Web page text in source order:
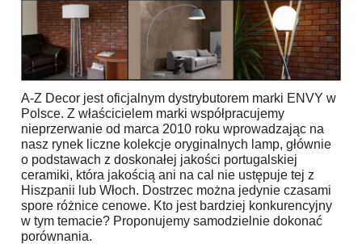
A-Z Decor jest oficjalnym dystrybutorem marki ENVY w
Polsce. Z właścicielem marki współpracujemy
nieprzerwanie od marca 2010 roku wprowadzając na
nasz rynek liczne kolekcje oryginalnych lamp, głównie
o podstawach z doskonałej jakości portugalskiej
ceramiki, która jakością ani na cal nie ustępuje tej z
Hiszpanii lub Włoch. Dostrzec można jedynie czasami
spore różnice cenowe. Kto jest bardziej konkurencyjny
w tym temacie? Proponujemy samodzielnie dokonać
porównania.